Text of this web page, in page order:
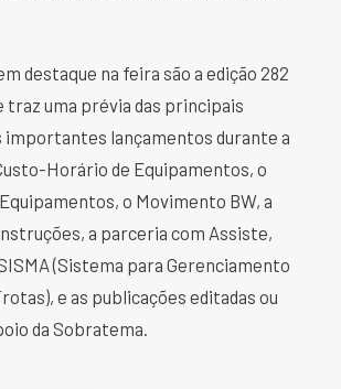
destaque na feira são a edição 282
traz uma prévia das principais
importantes lançamentos durante a
Horário de Equipamentos, o
o Movimento BW, a
a parceria com Assiste,
(Sistema para Gerenciamento
e as publicações editadas ou
da Sobratema.